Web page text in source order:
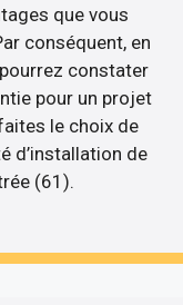
que vous
conséquent, en
constater
pour un projet
le choix de
d’installation de
(61).